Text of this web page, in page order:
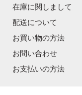
在庫に関しまして
配送について
お買い物の方法
お問い合わせ
お支払いの方法